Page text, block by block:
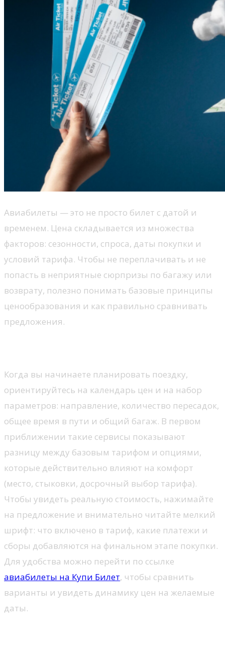
Авиабилеты — это не просто билет с датой и
временем. Цена складывается из множества
факторов: сезонности, спроса, даты покупки и
условий тарифа. Чтобы не переплачивать и не
попасть в неприятные сюрпризы по багажу или
возврату, полезно понимать базовые принципы
ценообразования и как правильно сравнивать
предложения.
Когда вы начинаете планировать поездку,
ориентируйтесь на календарь цен и на набор
параметров: направление, количество пересадок,
общее время в пути и общий багаж. В первом
приближении такие сервисы показывают
разницу между базовым тарифом и опциями,
которые действительно влияют на комфорт
(место, стыковки, досрочный выбор тарифа).
Чтобы увидеть реальную стоимость, нажимайте
на предложение и внимательно читайте мелкий
шрифт: что включено в тариф, какие платежи и
сборы добавляются на финальном этапе покупки.
Для удобства можно перейти по ссылке
авиабилеты на Купи Билет, чтобы сравнить
варианты и увидеть динамику цен на желаемые
даты.